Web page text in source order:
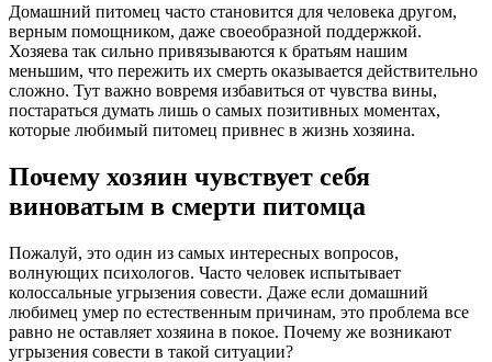
Домашний питомец часто становится для человека другом,
верным помощником, даже своеобразной поддержкой.
Хозяева так сильно привязываются к братьям нашим
меньшим, что пережить их смерть оказывается действительно
сложно. Тут важно вовремя избавиться от чувства вины,
постараться думать лишь о самых позитивных моментах,
которые любимый питомец привнес в жизнь хозяина.
Почему хозяин чувствует себя
виноватым в смерти питомца
Пожалуй, это один из самых интересных вопросов,
волнующих психологов. Часто человек испытывает
колоссальные угрызения совести. Даже если домашний
любимец умер по естественным причинам, это проблема все
равно не оставляет хозяина в покое. Почему же возникают
угрызения совести в такой ситуации?